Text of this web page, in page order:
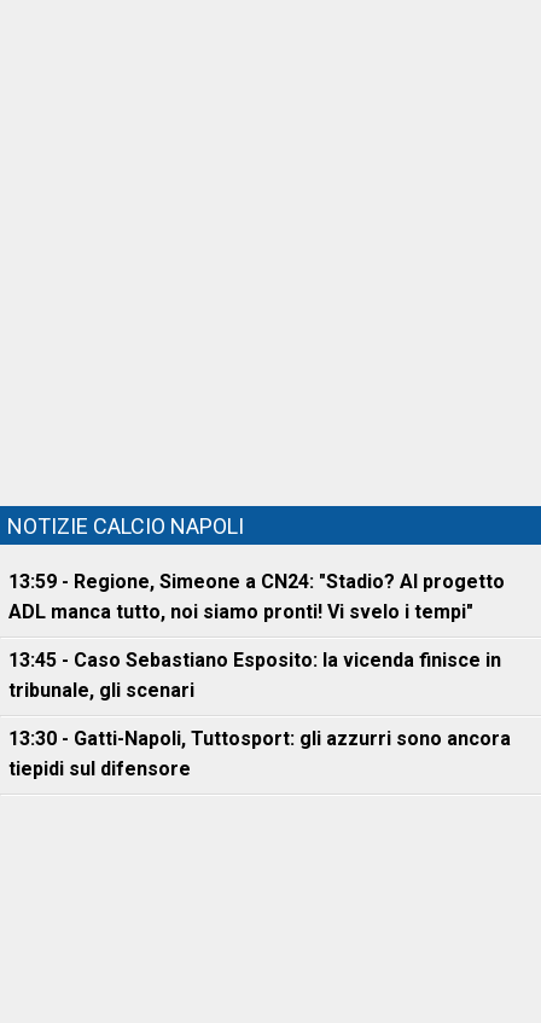
NOTIZIE CALCIO NAPOLI
13:59 - Regione, Simeone a CN24: "Stadio? Al progetto
ADL manca tutto, noi siamo pronti! Vi svelo i tempi"
13:45 - Caso Sebastiano Esposito: la vicenda finisce in
tribunale, gli scenari
13:30 - Gatti-Napoli, Tuttosport: gli azzurri sono ancora
tiepidi sul difensore